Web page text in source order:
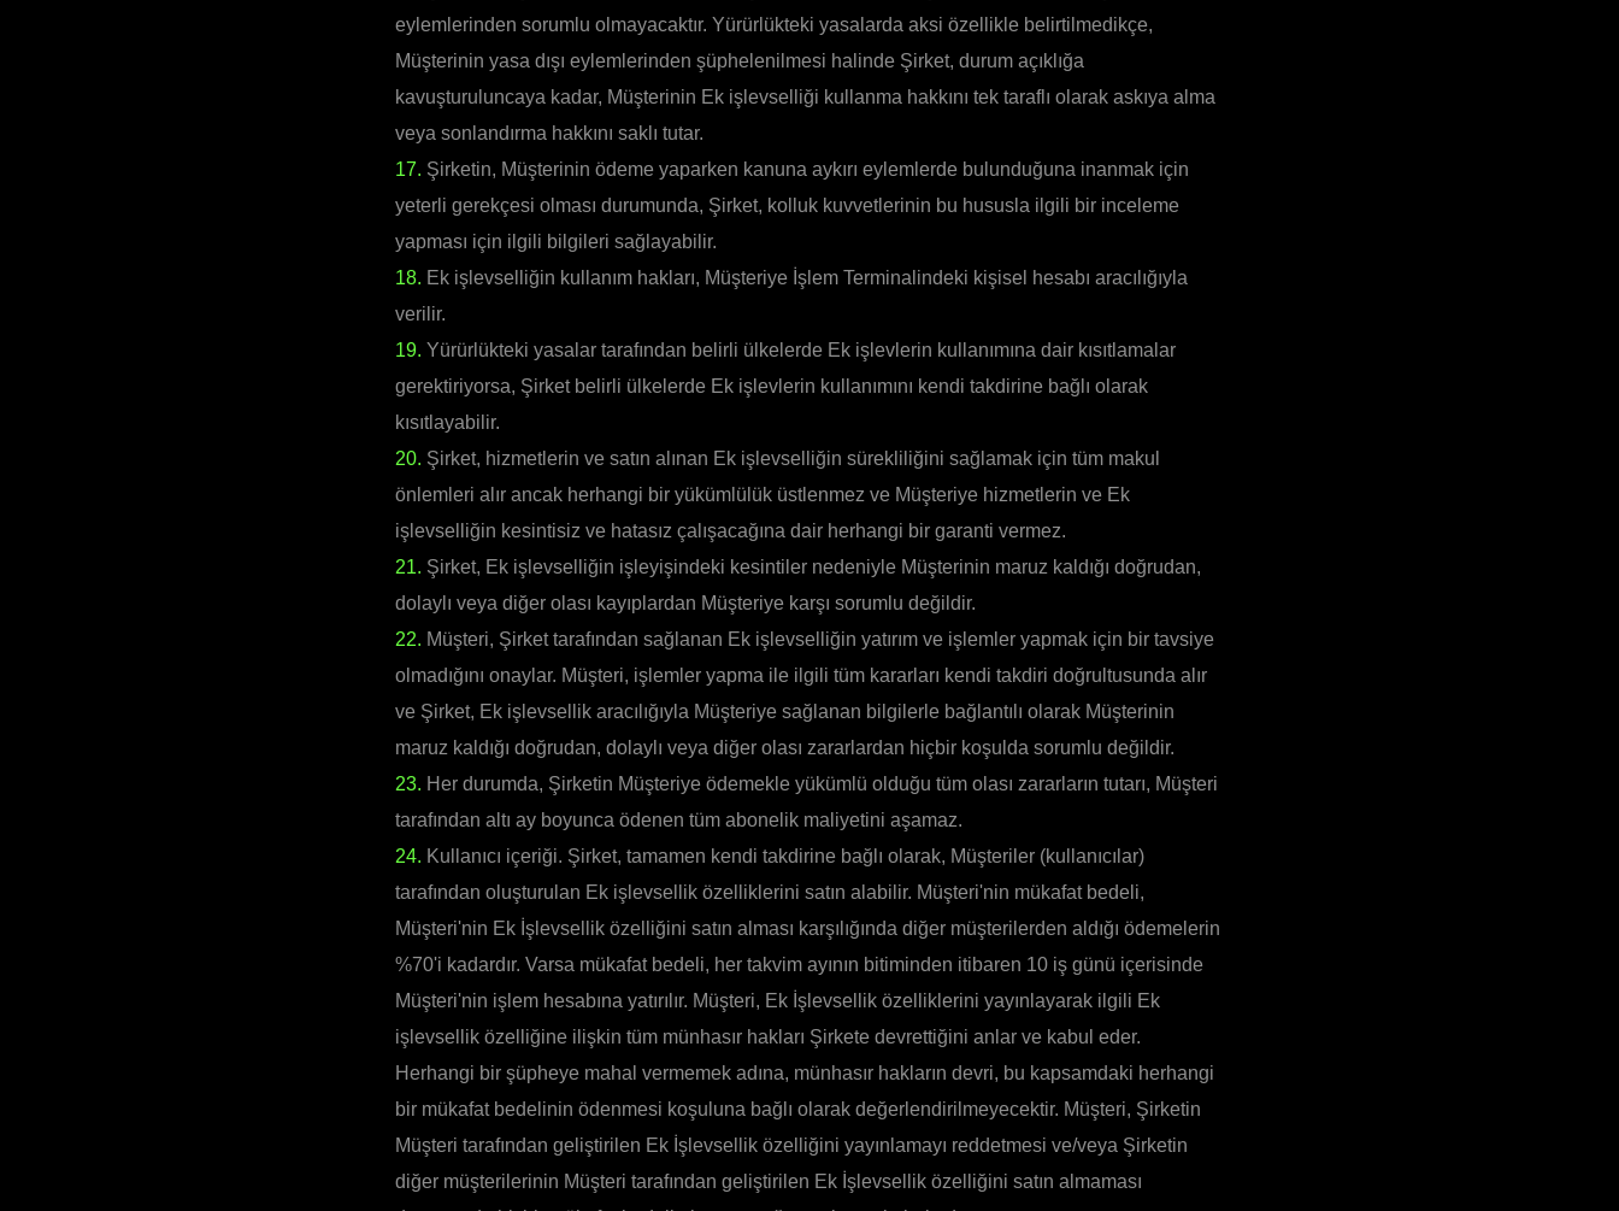
eylemlerinden sorumlu olmayacaktır. Yürürlükteki yasalarda aksi özellikle belirtilmedikçe,
Müşterinin yasa dışı eylemlerinden şüphelenilmesi halinde Şirket, durum açıklığa
kavuşturuluncaya kadar, Müşterinin Ek işlevselliği kullanma hakkını tek taraflı olarak askıya alma
veya sonlandırma hakkını saklı tutar.
17. Şirketin, Müşterinin ödeme yaparken kanuna aykırı eylemlerde bulunduğuna inanmak için
yeterli gerekçesi olması durumunda, Şirket, kolluk kuvvetlerinin bu hususla ilgili bir inceleme
yapması için ilgili bilgileri sağlayabilir.
18. Ek işlevselliğin kullanım hakları, Müşteriye İşlem Terminalindeki kişisel hesabı aracılığıyla
verilir.
19. Yürürlükteki yasalar tarafından belirli ülkelerde Ek işlevlerin kullanımına dair kısıtlamalar
gerektiriyorsa, Şirket belirli ülkelerde Ek işlevlerin kullanımını kendi takdirine bağlı olarak
kısıtlayabilir.
20. Şirket, hizmetlerin ve satın alınan Ek işlevselliğin sürekliliğini sağlamak için tüm makul
önlemleri alır ancak herhangi bir yükümlülük üstlenmez ve Müşteriye hizmetlerin ve Ek
işlevselliğin kesintisiz ve hatasız çalışacağına dair herhangi bir garanti vermez.
21. Şirket, Ek işlevselliğin işleyişindeki kesintiler nedeniyle Müşterinin maruz kaldığı doğrudan,
dolaylı veya diğer olası kayıplardan Müşteriye karşı sorumlu değildir.
22. Müşteri, Şirket tarafından sağlanan Ek işlevselliğin yatırım ve işlemler yapmak için bir tavsiye
olmadığını onaylar. Müşteri, işlemler yapma ile ilgili tüm kararları kendi takdiri doğrultusunda alır
ve Şirket, Ek işlevsellik aracılığıyla Müşteriye sağlanan bilgilerle bağlantılı olarak Müşterinin
maruz kaldığı doğrudan, dolaylı veya diğer olası zararlardan hiçbir koşulda sorumlu değildir.
23. Her durumda, Şirketin Müşteriye ödemekle yükümlü olduğu tüm olası zararların tutarı, Müşteri
tarafından altı ay boyunca ödenen tüm abonelik maliyetini aşamaz.
24. Kullanıcı içeriği. Şirket, tamamen kendi takdirine bağlı olarak, Müşteriler (kullanıcılar)
tarafından oluşturulan Ek işlevsellik özelliklerini satın alabilir. Müşteri'nin mükafat bedeli,
Müşteri'nin Ek İşlevsellik özelliğini satın alması karşılığında diğer müşterilerden aldığı ödemelerin
%70'i kadardır. Varsa mükafat bedeli, her takvim ayının bitiminden itibaren 10 iş günü içerisinde
Müşteri'nin işlem hesabına yatırılır. Müşteri, Ek İşlevsellik özelliklerini yayınlayarak ilgili Ek
işlevsellik özelliğine ilişkin tüm münhasır hakları Şirkete devrettiğini anlar ve kabul eder.
Herhangi bir şüpheye mahal vermemek adına, münhasır hakların devri, bu kapsamdaki herhangi
bir mükafat bedelinin ödenmesi koşuluna bağlı olarak değerlendirilmeyecektir. Müşteri, Şirketin
Müşteri tarafından geliştirilen Ek İşlevsellik özelliğini yayınlamayı reddetmesi ve/veya Şirketin
diğer müşterilerinin Müşteri tarafından geliştirilen Ek İşlevsellik özelliğini satın almaması